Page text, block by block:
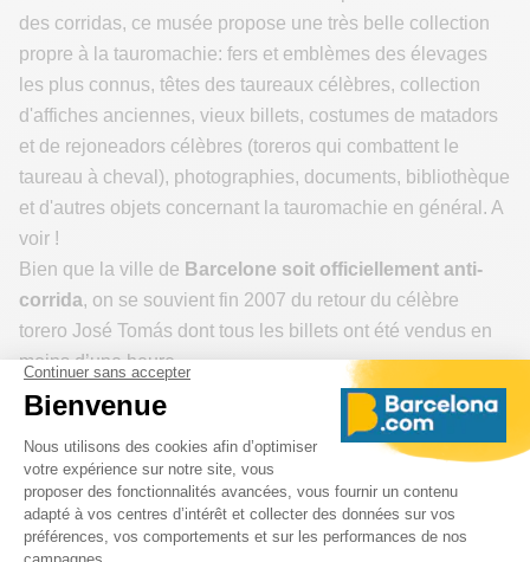
des corridas, ce musée propose une très belle collection
propre à la tauromachie: fers et emblèmes des élevages
les plus connus, têtes des taureaux célèbres, collection
d'affiches anciennes, vieux billets, costumes de matadors
et de rejoneadors célèbres (toreros qui combattent le
taureau à cheval), photographies, documents, bibliothèque
et d'autres objets concernant la tauromachie en général. A
voir !
Bien que la ville de Barcelone soit officiellement anti-
corrida, on se souvient fin 2007 du retour du célèbre
torero José Tomás dont tous les billets ont été vendus en
moins d’une heure.
Vous pouvez trouver plus d'info sur
Mundotoro